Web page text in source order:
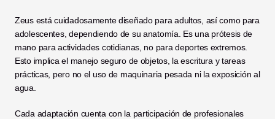
Zeus está cuidadosamente diseñado para adultos, así como para
adolescentes, dependiendo de su anatomía. Es una prótesis de
mano para actividades cotidianas, no para deportes extremos.
Esto implica el manejo seguro de objetos, la escritura y tareas
prácticas, pero no el uso de maquinaria pesada ni la exposición al
agua.
Cada adaptación cuenta con la participación de profesionales